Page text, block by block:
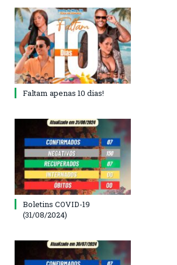
Faltam apenas 10 dias!
Boletins COVID-19
(31/08/2024)